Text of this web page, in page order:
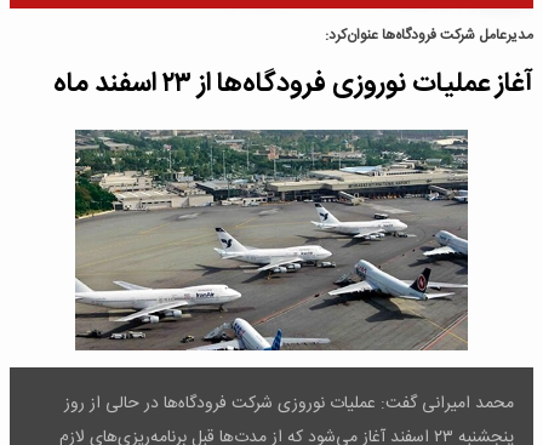
مدیرعامل شرکت فرودگاه‌ها عنوان‌کرد:
آغاز عملیات نوروزی فرودگاه‌ها از ۲۳ اسفند ماه
محمد امیرانی گفت: عملیات نوروزی شرکت فرودگاه‌ها در حالی از روز
پنجشنبه ۲۳ اسفند آغاز می‌شود که از مدت‌ها قبل برنامه‌ریزی‌های لازم